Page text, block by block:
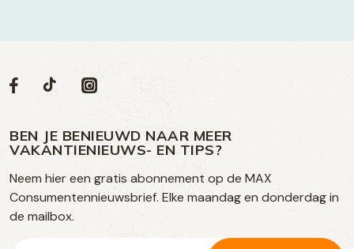
Volg
op
social
media
Social
Volg
op
Facebook
Volg
op
TikTok
Volg
op
Instagram
BEN JE BENIEUWD NAAR MEER
VAKANTIENIEUWS- EN TIPS?
Neem hier een gratis abonnement op de MAX
Consumentennieuwsbrief. Elke maandag en donderdag in
de mailbox.